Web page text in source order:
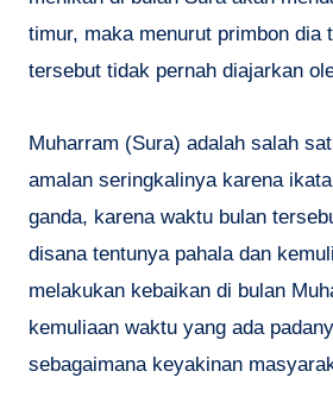
timur, maka menurut primbon dia
tersebut tidak pernah diajarkan
Muharram (Sura) adalah salah
amalan seringkalinya karena
ganda, karena waktu bulan
disana tentunya pahala dan
melakukan kebaikan di bulan
kemuliaan waktu yang ada
sebagaimana keyakinan